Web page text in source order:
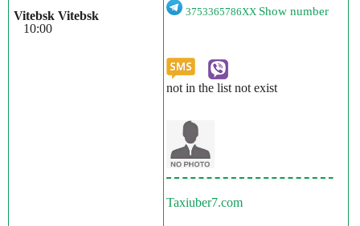
Vitebsk Vitebsk
10:00
3753365786XX Show number
not in the list not exist
Taxiuber7.com